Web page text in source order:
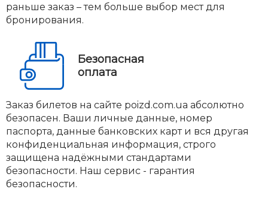
раньше заказ – тем больше выбор мест для
бронирования.
Безопасная
оплата
Заказ билетов на сайте poizd.com.ua абсолютно
безопасен. Ваши личные данные, номер
паспорта, данные банковских карт и вся другая
конфиденциальная информация, строго
защищена надёжными стандартами
безопасности. Наш сервис - гарантия
безопасности.